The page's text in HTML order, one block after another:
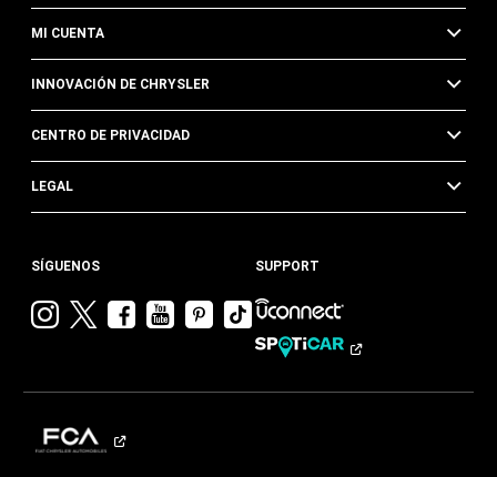
MI CUENTA
INNOVACIÓN DE CHRYSLER
CENTRO DE PRIVACIDAD
LEGAL
SÍGUENOS
VisitarVisitarVisitar
Chrysler en
Visitar
Chrysler en
Visitar
Chrysler en
Pinterest
Visita
Chrysler
Tik
SUPPORT